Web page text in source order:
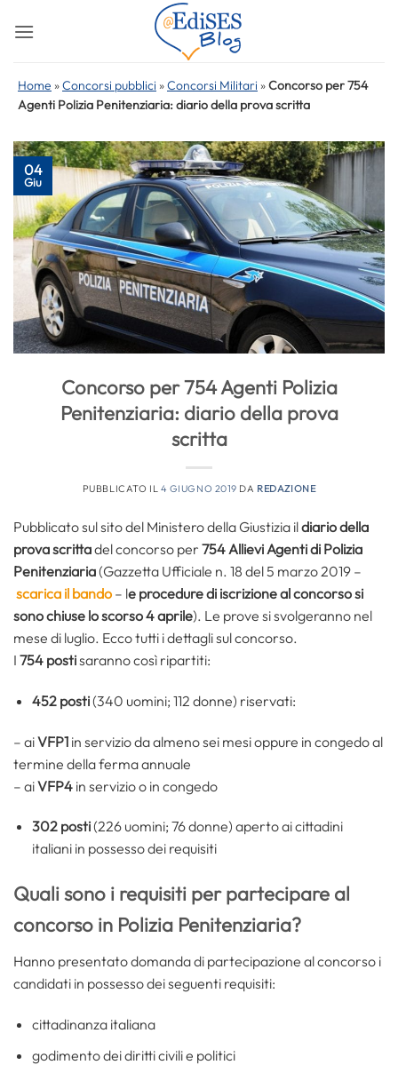
Home »Concorsi pubblici »Concorsi Militari »Concorso per 754
Agenti Polizia Penitenziaria: diario della prova scritta
04
Giu
Concorso per 754 Agenti Polizia
Penitenziaria: diario della prova
scritta
PUBBLICATO IL 4 GIUGNO 2019 DA REDAZIONE
Pubblicato sul sito del Ministero della Giustizia ildiario della
prova scrittadel concorso per 754 Allievi Agenti di Polizia
Penitenziaria(Gazzetta Ufficiale n. 18 del 5 marzo 2019 –
scarica il bando – le procedure di iscrizione al concorso si
sono chiuse lo scorso 4 aprile). Le prove si svolgeranno nel
mese di luglio. Ecco tutti i dettagli sul concorso.
I 754 postisaranno così ripartiti:
452 posti(340 uomini; 112 donne) riservati:
– aiVFP1 in servizio da almeno sei mesi oppure in congedo al
termine della ferma annuale
– aiVFP4 in servizio o in congedo
302 posti(226 uomini; 76 donne) aperto ai cittadini
italiani in possesso dei requisiti
Quali sono i requisiti per partecipare al
concorso in Polizia Penitenziaria?
Hanno presentato domanda di partecipazione al concorso i
candidati in possesso dei seguenti requisiti:
cittadinanza italiana
godimento dei diritti civili e politici